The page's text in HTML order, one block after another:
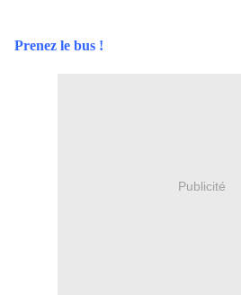
Prenez le bus !
Publicité